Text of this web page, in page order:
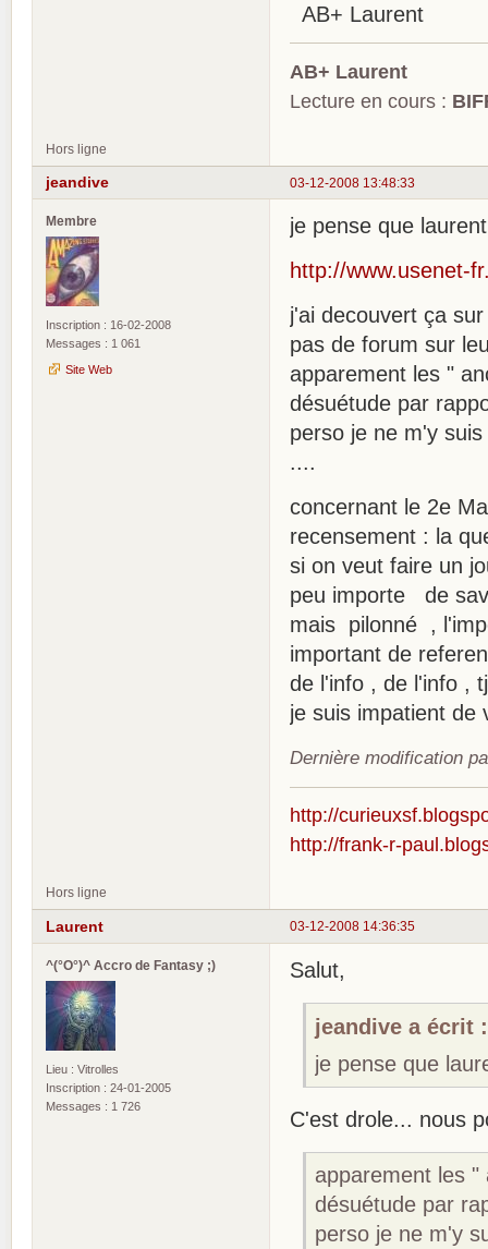
AB+ Laurent
AB+ Laurent
Lecture en cours :
Hors ligne
03-12-2008 13:48:33
jeandive
Membre
Inscription : 16-02-2008
Messages : 1 061
Site Web
je pense que
http://www.usenet-
j'ai decouvert ça
pas de forum sur
apparement les "
désuétude par
perso je ne m'y
....
concernant le 2e
recensement : la
si on veut faire un
peu importe de
mais pilonné ,
important de
de l'info , de l'info ,
je suis impatient
Dernière modification
http://
http://frank-r-
Hors ligne
03-12-2008 14:36:35
Laurent
^(°O°)^ Accro de Fantasy ;)
Lieu : Vitrolles
Inscription : 24-01-2005
Messages : 1 726
Salut,
jeandive a écrit :
je pense que
C'est drole... nous
apparement les
désuétude par
perso je ne m'y